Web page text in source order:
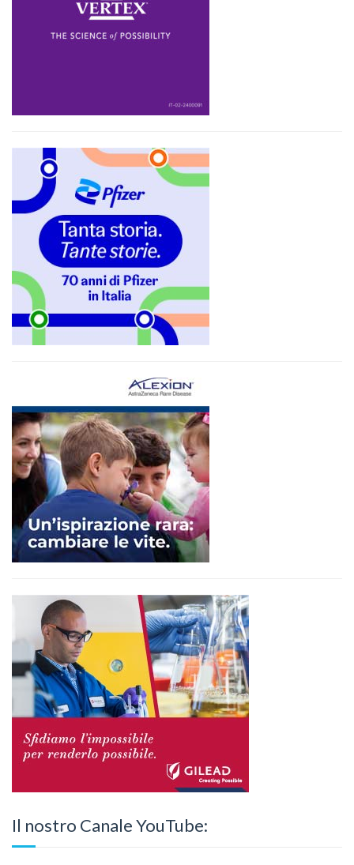
Il nostro Canale YouTube: